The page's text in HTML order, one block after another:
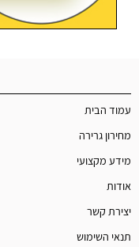
עמוד הבית
מחירון גרירה
מידע מקצועי
אודות
יצירת קשר
תנאי השימוש